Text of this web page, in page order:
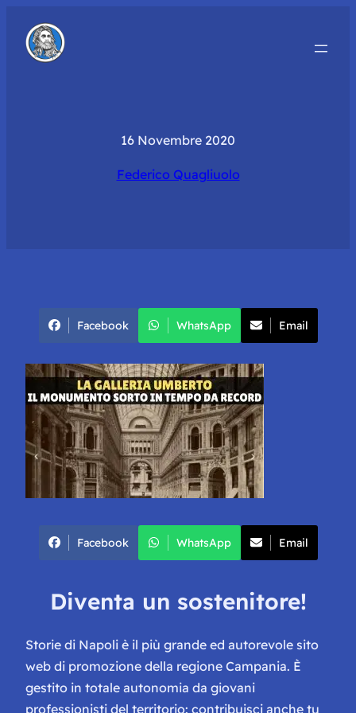
16 Novembre 2020
Federico Quagliuolo
Facebook WhatsApp Email
Facebook WhatsApp Email
Diventa un sostenitore!
Storie di Napoli è il più grande ed autorevole sito
web di promozione della regione Campania. È
gestito in totale autonomia da giovani
professionisti del territorio: contribuisci anche tu